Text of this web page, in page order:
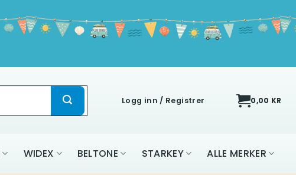
Logg inn / Registrer 0,00 KR
WIDEX BELTONE STARKEY ALLE MERKER